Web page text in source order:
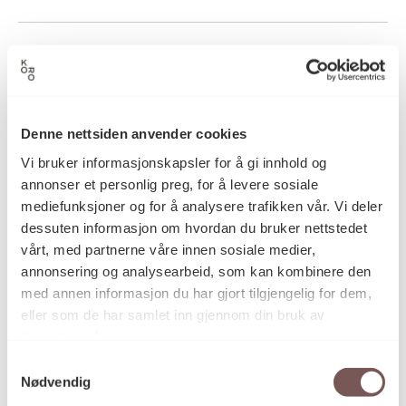
Denne nettsiden anvender cookies
Vi bruker informasjonskapsler for å gi innhold og
annonser et personlig preg, for å levere sosiale
mediefunksjoner og for å analysere trafikken vår. Vi deler
dessuten informasjon om hvordan du bruker nettstedet
vårt, med partnerne våre innen sosiale medier,
annonsering og analysearbeid, som kan kombinere den
med annen informasjon du har gjort tilgjengelig for dem,
eller som de har samlet inn gjennom din bruk av
Nødvendig
Kunstner
Kategori Grafikk, Koldnålsradering
Teknikk og
materiale
Koldnålsradering på papir
Mål
Opplag: 11/15 E.T.